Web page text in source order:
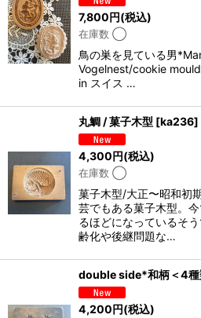
7,800円(税込)
在庫数 ◯
鳥の巣を見ている男
Vogelnest/cookie
in スイス …
丸鯛 / 菓子木型 [ka236]
4,300円(税込)
在庫数 ◯
菓子木型/大正〜昭和初
芸でもある菓子木型。
るほどになっているそ
齢化や後継問題な…
double side*和柄＜4種
4,200円(税込)